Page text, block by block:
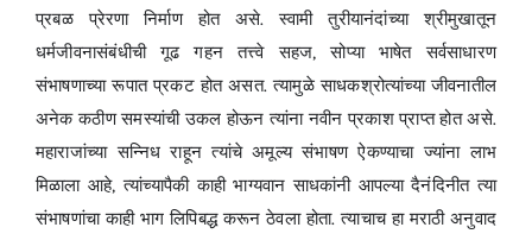
प्रबळ प्रेरणा निर्माण होत असे. स्वामी तुरीयानंदांच्या श्रीमुखातून
धर्मजीवनासंबंधीची गूढ गहन तत्त्वे सहज, सोप्या भाषेत सर्वसाधारण
संभाषणाच्या रूपात प्रकट होत असत. त्यामुळे साधकश्रोत्यांच्या जीवनातील
अनेक कठीण समस्यांची उकल होऊन त्यांना नवीन प्रकाश प्राप्त होत असे.
महाराजांच्या सन्निध राहून त्यांचे अमूल्य संभाषण ऐकण्याचा ज्यांना लाभ
मिळाला आहे, त्यांच्यापैकी काही भाग्यवान साधकांनी आपल्या दैनंदिनीत त्या
संभाषणांचा काही भाग लिपिबद्ध करून ठेवला होता. त्याचाच हा मराठी अनुवाद